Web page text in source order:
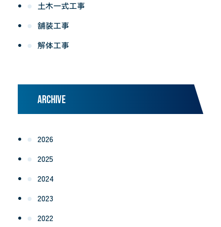
土木一式工事
舗装工事
解体工事
ARCHIVE
2026
2025
2024
2023
2022